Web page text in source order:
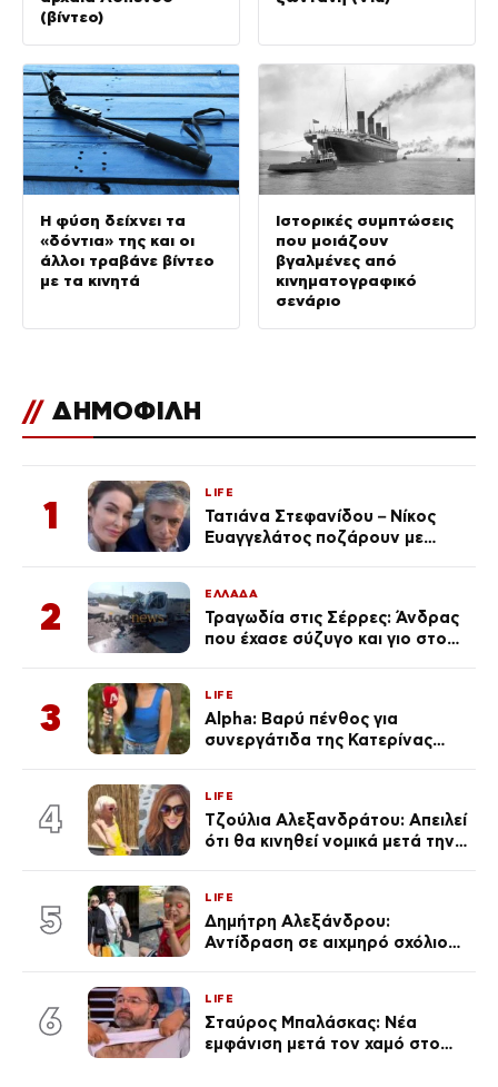
(βίντεο)
Η φύση δείχνει τα
«δόντια» της και οι
άλλοι τραβάνε βίντεο
με τα κινητά
Ιστορικές συμπτώσεις
που μοιάζουν
βγαλμένες από
κινηματογραφικό
σενάριο
// ΔΗΜΟΦΙΛΗ
1
LIFE
Τατιάνα Στεφανίδου – Νίκος
Ευαγγελάτος ποζάρουν με
2
ΕΛΛΑΔΑ
Τραγωδία στις Σέρρες: Άνδρας
που έχασε σύζυγο και γιο στο
3
LIFE
Alpha: Βαρύ πένθος για
συνεργάτιδα της Κατερίνας
του Θεού»
4
LIFE
Τζούλια Αλεξανδράτου: Απειλεί
ότι θα κινηθεί νομικά μετά την
5
LIFE
Δημήτρη Αλεξάνδρου:
Αντίδραση σε αιχμηρό σχόλιο
6
LIFE
Σταύρος Μπαλάσκας: Νέα
εμφάνιση μετά τον χαμό στο